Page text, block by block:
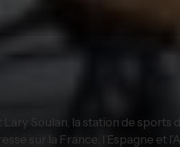
Soulan, la station de sports
sur la France, l’Espagne et